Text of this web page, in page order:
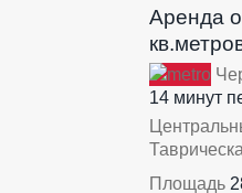
Аренда
14 минут
Площадь